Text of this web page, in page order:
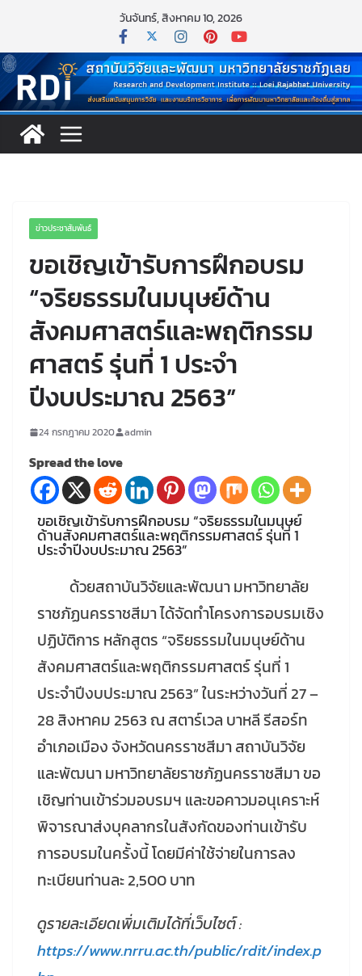
วันจันทร์, สิงหาคม 10, 2026
ข่าวประชาสัมพันธ์
ขอเชิญเข้ารับการฝึกอบรม
“จริยธรรมในมนุษย์ด้าน
สังคมศาสตร์และพฤติกรรม
ศาสตร์ รุ่นที่ 1 ประจำ
ปีงบประมาณ 2563”
24 กรกฎาคม 2020 admin
Spread the love
ขอเชิญเข้ารับการฝึกอบรม “จริยธรรมในมนุษย์
ด้านสังคมศาสตร์และพฤติกรรมศาสตร์ รุ่นที่ 1
ประจำปีงบประมาณ 2563”
ด้วยสถาบันวิจัยและพัฒนา มหาวิทยาลัย
ราชภัฏนครราชสีมา ได้จัดทำโครงการอบรมเชิง
ปฏิบัติการ หลักสูตร “จริยธรรมในมนุษย์ด้าน
สังคมศาสตร์และพฤติกรรมศาสตร์ รุ่นที่ 1
ประจำปีงบประมาณ 2563” ในระหว่างวันที่ 27 –
28 สิงหาคม 2563 ณ สตาร์เวล บาหลี รีสอร์ท
อำเภอเมือง จังหวัดนครราชสีมา สถาบันวิจัย
และพัฒนา มหาวิทยาลัยราชภัฏนครราชสีมา ขอ
เชิญท่านเข้าร่วมอบรมฯ และขอคาวมอนุเคราะห์
พิจารณาส่งบุคลากรในสังกัดของท่านเข้ารับ
การอบรมในครั้งนี้ โดยมีค่าใช้จ่ายในการลง
ทะเบียนท่านละ 2,500 บาท
ดูรายละเอียดเพิ่มเติมได้ที่เว็บไซต์ :
https://www.nrru.ac.th/public/rdit/index.p